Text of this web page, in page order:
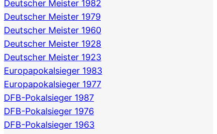
Deutscher Meister 1982
Deutscher Meister 1979
Deutscher Meister 1960
Deutscher Meister 1928
Deutscher Meister 1923
Europapokalsieger 1983
Europapokalsieger 1977
DFB-Pokalsieger 1987
DFB-Pokalsieger 1976
DFB-Pokalsieger 1963